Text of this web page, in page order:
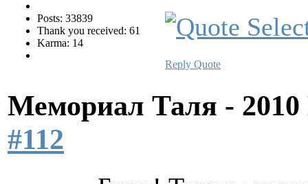
Posts: 33839
Thank you received: 61
Karma: 14
Reply Quote
Мемориал Таля -
#112